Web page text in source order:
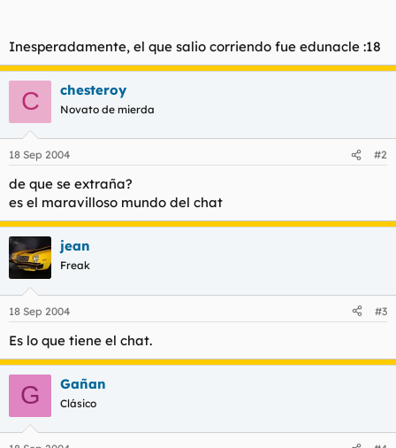
Inesperadamente, el que salio corriendo fue edunacle :18
C chesteroy
Novato de mierda
18 Sep 2004 #2
de que se extraña?
es el maravilloso mundo del chat
jean
Freak
18 Sep 2004 #3
Es lo que tiene el chat.
G Gañan
Clásico